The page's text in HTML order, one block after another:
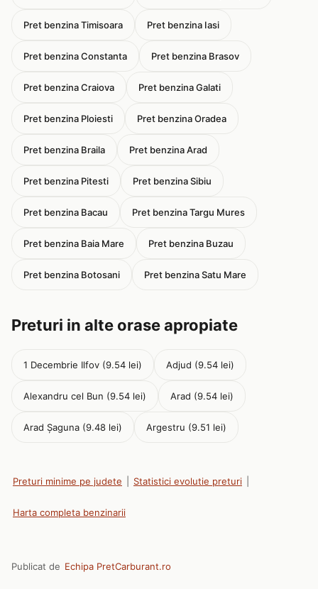
Pret benzina Timisoara Pret benzina Iasi
Pret benzina Constanta Pret benzina Brasov
Pret benzina Craiova Pret benzina Galati
Pret benzina Ploiesti Pret benzina Oradea
Pret benzina Braila Pret benzina Arad
Pret benzina Pitesti Pret benzina Sibiu
Pret benzina Bacau Pret benzina Targu Mures
Pret benzina Baia Mare Pret benzina Buzau
Pret benzina Botosani Pret benzina Satu Mare
Preturi in alte orase apropiate
1 Decembrie Ilfov (9.54 lei) Adjud (9.54 lei)
Alexandru cel Bun (9.54 lei) Arad (9.54 lei)
Arad Șaguna (9.48 lei) Argestru (9.51 lei)
Preturi minime pe judete Statistici evolutie preturi
Harta completa benzinarii
Publicat de Echipa PretCarburant.ro